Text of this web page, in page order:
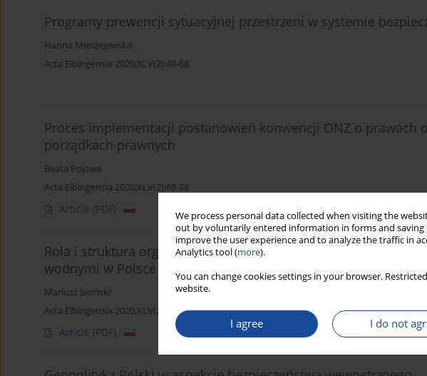
We process personal data collected when visiting the
out by voluntarily entered information in forms and saving
improve the user experience and to analyze the traffic in
Analytics tool (more).
You can change cookies settings in your browser.
website.
I agree I do not
Programy prewencji sytuacyjnej przestrzeni w systemie
Hanna Mierzejewska
Acta Elbingensia 2020;XLV(2):49-68
Proces implementacji postanowień konwencji ONZ o prawach
porządkach prawnych
Beata Pojawa
Acta Elbingensia 2020;XLV(2):69-88
Article (PDF)
Rola i struktura organów administracji publicznej
wodnymi w Polsce
Mariusz Jasiński
Acta Elbingensia 2020;XLV(2):89-114
Article (PDF)